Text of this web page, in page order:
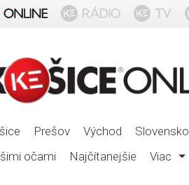
Prešov Východ Slovensko
očami
Najčítanejšie Viac